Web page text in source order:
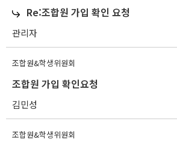
Re:조합원 가입 확인 요청
관리자
조합원&학생위원회
조합원 가입 확인요청
김민성
조합원&학생위원회